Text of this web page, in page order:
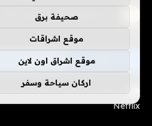
فريق هزليات يوليو 3, 2026
2 دقائق
صحيفة برق
موقع اشراقات
موقع اشراق اون لاين
اركان سياحة وسفر